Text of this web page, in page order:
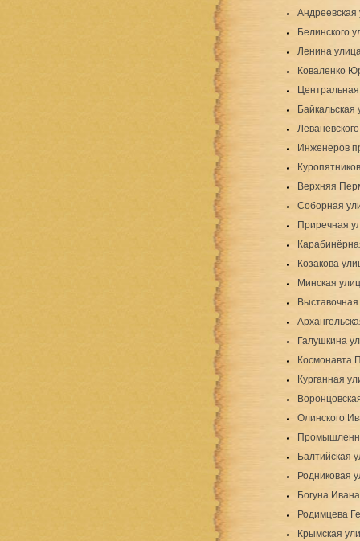
Андреевская
Белинского
Ленина
Коваленко
Байкальская
Инженеров
Верхняя
Соборная
Приречная
Козакова
Минская
Галушкина
Космонавта
Курганная
Олинского
Балтийская
Родниковая
Богуна
Родимцева
Крымская